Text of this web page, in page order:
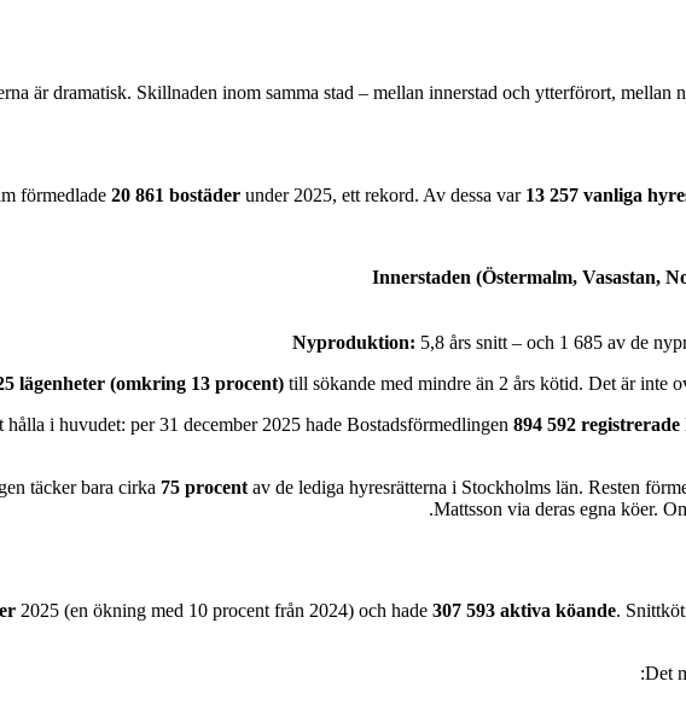
är dramatisk. Skillnaden inom samma stad – mellan innerstad och ytterförort,
förmedlade 20 861 bostäder under 2025, ett rekord. Av dessa var 13 257 vanliga
Innerstaden (Östermalm, Vasastan,
Nyproduktion: 5,8 års snitt – och 1 685 av de
lägenheter (omkring 13 procent) till sökande med mindre än 2 års kötid. Det är inte
i huvudet: per 31 december 2025 hade Bostadsförmedlingen 894 592 registrerade
täcker bara cirka 75 procent av de lediga hyresrätterna i Stockholms län. Resten
Mattsson via deras egna köer.
2025 (en ökning med 10 procent från 2024) och hade 307 593 aktiva köande.
Det